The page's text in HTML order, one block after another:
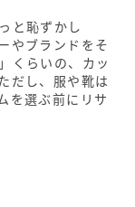
と恥ずかし
やブランドをそ
くらいの、カッ
だし、服や靴は
を選ぶ前にリサ